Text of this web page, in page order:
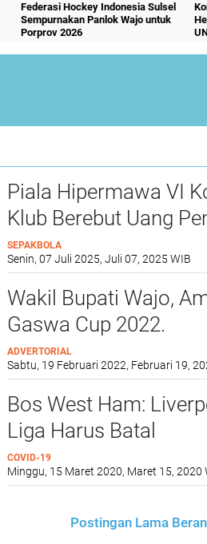
Federasi Hockey Indonesia Sulsel
Sempurnakan Panlok Wajo untuk
Porprov 2026
Piala Hipermawa VI
Klub Berebut Uang
SEPAKBOLA
Senin, 07 Juli 2025, Juli 07, 2025 WIB
Wakil Bupati Wajo, Amran Apresiasi
Gaswa Cup 2022.
ADVERTORIAL
Sabtu, 19 Februari 2022, Februari 19,
Bos West Ham:
Liga Harus Batal
COVID-19
Minggu, 15 Maret 2020, Maret 15, 2020
Postingan Lama